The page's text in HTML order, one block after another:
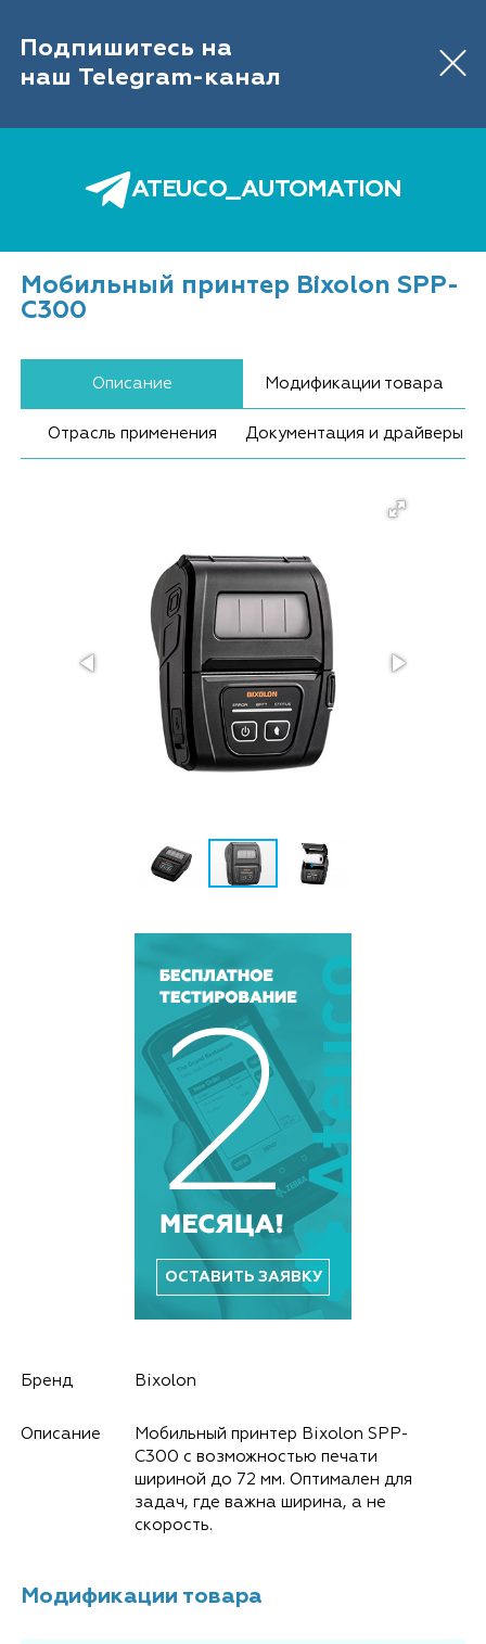
Подпишитесь на
наш Telegram-канал
ATEUCO_AUTOMATION
646 89 26
Каталог
Принтеры этикеток
Мобильный принтер Bixolon SPP-
C300
Описание Модификации товара
Отрасль применения Документация и драйверы
Бренд Bixolon
Описание
Мобильный принтер Bixolon SPP-
C300 с возможностью печати
шириной до 72 мм. Оптимален для
задач, где важна ширина, а не
скорость.
ОСТАВИТЬ ЗАЯВКУ
Модификации товара